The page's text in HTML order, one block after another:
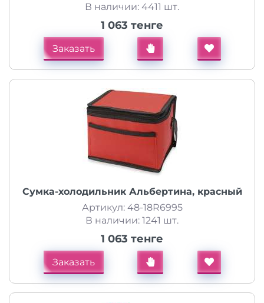
В наличии: 4411 шт.
1 063 тенге
Заказать
Сумка-холодильник Альбертина, красный
Артикул: 48-18R6995
В наличии: 1241 шт.
1 063 тенге
Заказать